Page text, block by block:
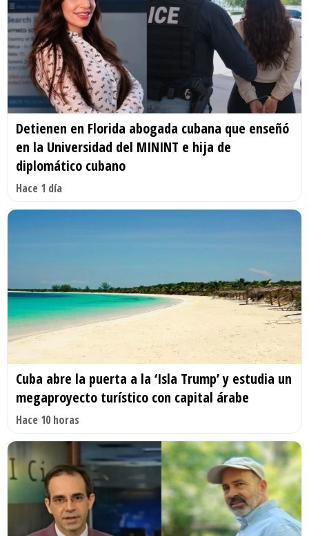
Detienen en Florida abogada cubana que enseñó
en la Universidad del MININT e hija de
diplomático cubano
Hace 1 día
Cuba abre la puerta a la ‘Isla Trump’ y estudia un
megaproyecto turístico con capital árabe
Hace 10 horas